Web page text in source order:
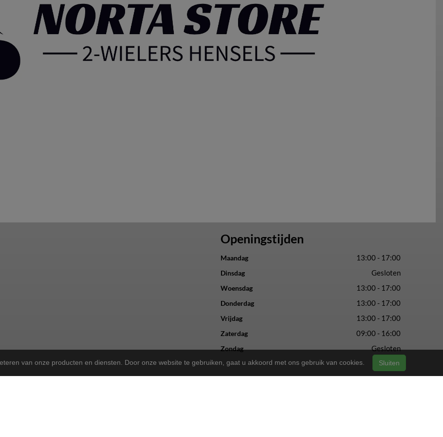
Openingstijden
Maandag 13:00 - 17:00
Dinsdag Gesloten
Woensdag 13:00 - 17:00
Donderdag 13:00 - 17:00
Vrijdag 13:00 - 17:00
Zaterdag 09:00 - 16:00
Zondag Gesloten
van onze producten en diensten. Door onze website te gebruiken, gaat u akkoord met ons gebruik van cookies. Sluiten